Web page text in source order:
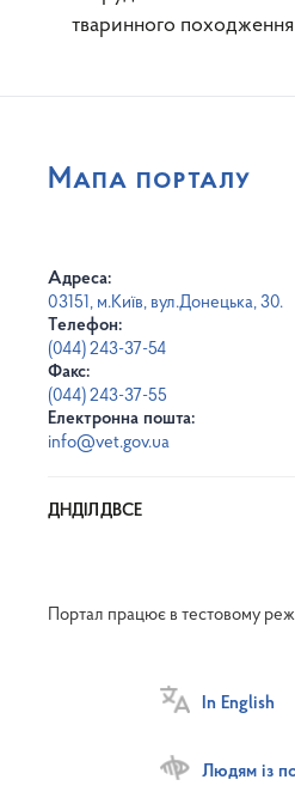
тваринного
Мапа порталу
Адреса:
03151, м.Київ, вул.Донецька, 30.
Телефон:
(044) 243-37-54
Факс:
(044) 243-37-55
Електронна пошта:
info@vet.gov.ua
ДНДІЛДВСЕ
Портал працює в тестовому
In English
Людям із